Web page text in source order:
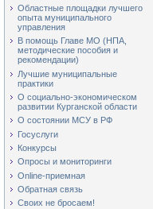
Областные площадки лучшего
опыта муниципального
управления
В помощь Главе МО (НПА,
методические пособия и
рекомендации)
Лучшие муниципальные
практики
О социально-экономическом
развитии Курганской области
О состоянии МСУ в РФ
Госуслуги
Конкурсы
Опросы и мониторинги
Online-приемная
Обратная связь
Своих не бросаем!